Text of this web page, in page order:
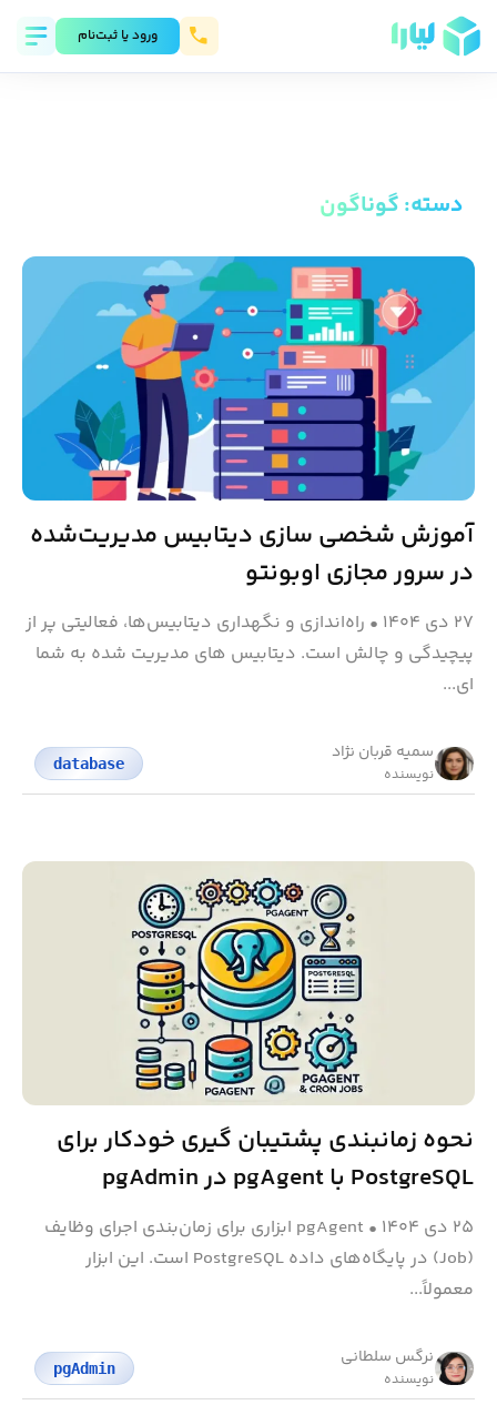
ورود يا ثبت‌نام
دسته:گوناگون
آموزش شخصی سازی دیتابیس مدیریت‌شده
در سرور مجازی اوبونتو
۲۷ دی ۱۴۰۴ • راه‌اندازی و نگهداری دیتابیس‌ها، فعالیتی پر از
پیچیدگی‌ و چالش است. دیتابیس های مدیریت شده به شما
ای...
سمیه قربان نژاد
نویسنده
database
نحوه زمانبندی پشتیبان گیری خودکار برای
PostgreSQL با pgAgent در pgAdmin
۲۵ دی ۱۴۰۴ •
pgAgent ابزاری برای زمان‌بندی اجرای وظایف
(Job) در پایگاه‌های داده PostgreSQL است. این ابزار
معمولاً...
نرگس سلطانی
نویسنده
pgAdmin